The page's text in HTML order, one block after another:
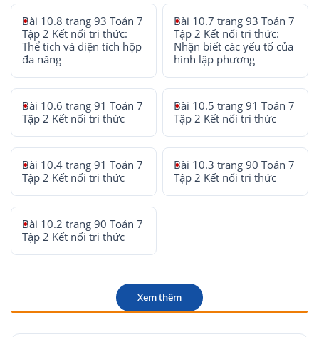
Bài 10.8 trang 93 Toán 7
Tập 2 Kết nối tri thức:
Thể tích và diện tích hộp
đa năng
Bài 10.7 trang 93 Toán 7
Tập 2 Kết nối tri thức:
Nhận biết các yếu tố của
hình lập phương
Bài 10.6 trang 91 Toán 7
Tập 2 Kết nối tri thức
Bài 10.5 trang 91 Toán 7
Tập 2 Kết nối tri thức
Bài 10.4 trang 91 Toán 7
Tập 2 Kết nối tri thức
Bài 10.3 trang 90 Toán 7
Tập 2 Kết nối tri thức
Bài 10.2 trang 90 Toán 7
Tập 2 Kết nối tri thức
Xem thêm